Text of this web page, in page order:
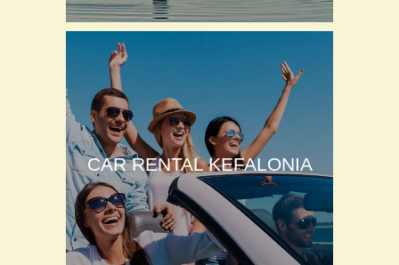
CAR RENTAL KEFALONIA